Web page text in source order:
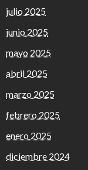
julio 2025
junio 2025
mayo 2025
abril 2025
marzo 2025
febrero 2025
enero 2025
diciembre 2024